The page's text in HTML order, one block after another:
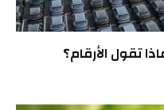
تقول الأرقام؟